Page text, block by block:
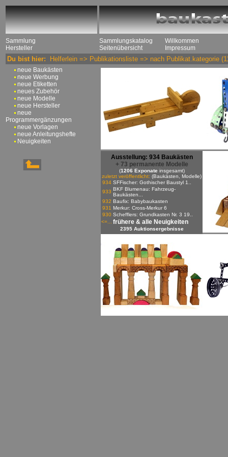
Sammlung
Hersteller
Sammlungskatalog
Seitenübersicht
Willkommen
Impressum
Du bist hier: Helferlein => Publikationsliste => nach Publikat.kategorie
neue Baukästen
neue Werbung
neue Etiketten
neues Zubehör
neue Modelle
neue Hersteller
neue
Programmergänzungen
neue Vorlagen
neue Anleitungshefte
Neuigkeiten
Ausstellung: 934 Baukästen
+ 73 permanente Modelle
(1206 Exponate insgesamt)
zuletzt veröffentlicht: (Baukästen, Modelle)
934 SFFischer: Gothischer Baustyl 1..
933 BKF Blumenau: Fahrzeug-
Baukästen...
932 Baufix: Babybaukasten
931 Merkur: Cross-Merkur 6
930 Schefflers: Grundkasten Nr. 3 19..
<=...
frühere & alle Neuigkeiten
2395 Auktionsergebnisse